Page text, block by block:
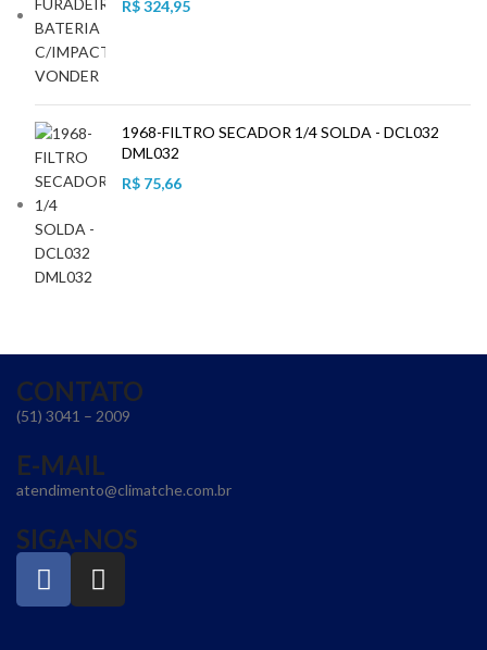
R$324,95
1968-FILTRO SECADOR 1/4 SOLDA - DCL032
DML032
R$ 75,66
CONTATO
(51) 3041 – 2009
E-MAIL
atendimento@climatche.com.br
SIGA-NOS